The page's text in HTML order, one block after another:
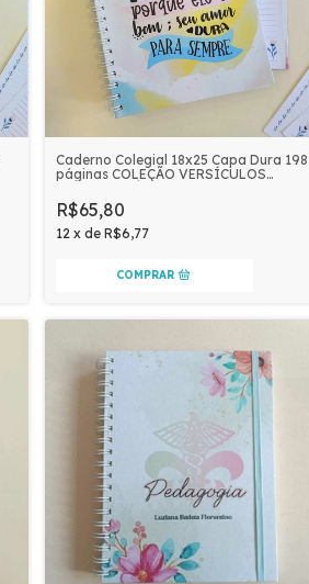
Caderno Colegial 18x25 Capa Dura 198
páginas COLEÇÃO VERSÍCULOS
R$65,80
12 x de R$6,77